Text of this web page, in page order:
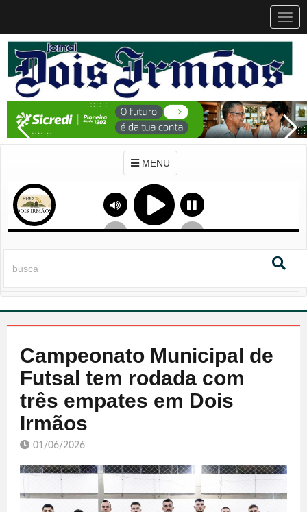
MENU
Campeonato Municipal de
Futsal tem rodada com
três empates em Dois
Irmãos
01/06/2026